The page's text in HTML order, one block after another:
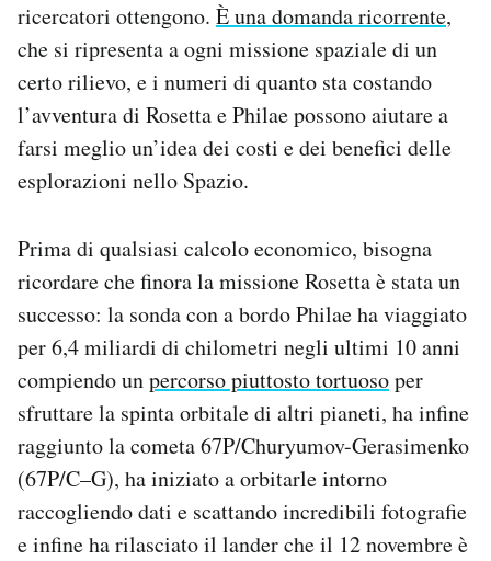
ricercatori ottengono. È una domanda ricorrente,
che si ripresenta a ogni missione spaziale di un
certo rilievo, e i numeri di quanto sta costando
l’avventura di Rosetta e Philae possono aiutare a
farsi meglio un’idea dei costi e dei benefici delle
esplorazioni nello Spazio.
Prima di qualsiasi calcolo economico, bisogna
ricordare che finora la missione Rosetta è stata un
successo: la sonda con a bordo Philae ha viaggiato
per 6,4 miliardi di chilometri negli ultimi 10 anni
compiendo unpercorso piuttosto tortuosoper
sfruttare la spinta orbitale di altri pianeti, ha infine
raggiunto la cometa 67P/Churyumov-Gerasimenko
(67P/C–G), ha iniziato a orbitarle intorno
raccogliendo dati e scattando incredibili fotografie
e infine ha rilasciato il lander che il 12 novembre è